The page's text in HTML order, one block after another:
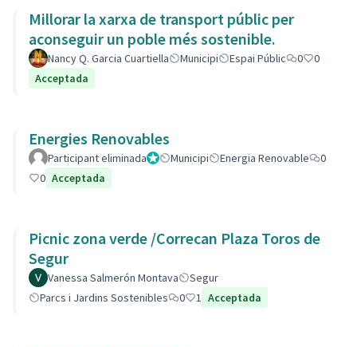
Millorar la xarxa de transport públic per
aconseguir un poble més sostenible.
Nancy Q. Garcia Cuartiella Municipi Espai Públic 0
0
Acceptada
Energies Renovables
Participant eliminadaAdministrador
Municipi Energia Renovable
0
0 Acceptada
Picnic zona verde /Correcan Plaza Toros de
Segur
Vanessa Salmerón Montava
Segur
Parcs i Jardins Sostenibles
0 1 Acceptada